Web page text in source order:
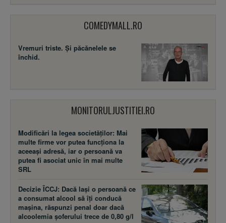
COMEDYMALL.RO
Vremuri triste. Şi păcănelele se
închid.
MONITORULJUSTITIEI.RO
Modificări la legea societăţilor: Mai
multe firme vor putea funcţiona la
aceeaşi adresă, iar o persoană va
putea fi asociat unic în mai multe
SRL
Decizie ÎCCJ: Dacă laşi o persoană ce
a consumat alcool să îţi conducă
maşina, răspunzi penal doar dacă
alcoolemia şoferului trece de 0,80 g/l